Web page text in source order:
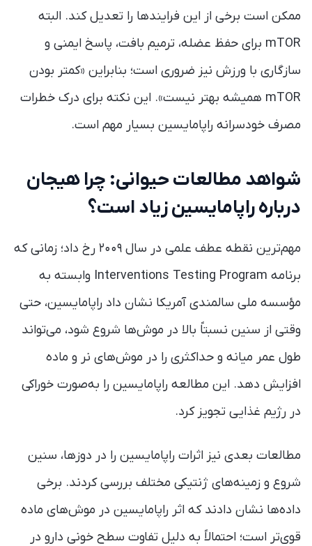
ممکن است برخی از این فرایندها را تعدیل کند. البته
mTOR برای حفظ عضله، ترمیم بافت، پاسخ ایمنی و
سازگاری با ورزش نیز ضروری است؛ بنابراین «کمتر بودن
mTOR همیشه بهتر نیست». این نکته برای درک خطرات
مصرف خودسرانه راپامایسین بسیار مهم است.
شواهد مطالعات حیوانی: چرا هیجان
درباره راپامایسین زیاد است؟
مهم‌ترین نقطه عطف علمی در سال ۲۰۰۹ رخ داد؛ زمانی که
برنامه Interventions Testing Program وابسته به
مؤسسه ملی سالمندی آمریکا نشان داد راپامایسین، حتی
وقتی از سنین نسبتاً بالا در موش‌ها شروع شود، می‌تواند
طول عمر میانه و حداکثری را در موش‌های نر و ماده
افزایش دهد. این مطالعه راپامایسین را به‌صورت خوراکی
در رژیم غذایی تجویز کرد.
مطالعات بعدی نیز اثرات راپامایسین را در دوزها، سنین
شروع و زمینه‌های ژنتیکی مختلف بررسی کردند. برخی
داده‌ها نشان دادند که اثر راپامایسین در موش‌های ماده
قوی‌تر است؛ احتمالاً به دلیل تفاوت سطح خونی دارو در